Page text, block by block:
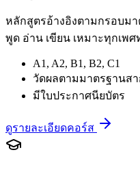
หลักสูตรอ้างอิงตามกรอบมา
พูด อ่าน เขียน เหมาะทุกเพศ
A1, A2, B1, B2, C1
วัดผลตามมาตรฐานส
มีใบประกาศนียบัตร
ดูรายละเอียดคอร์ส